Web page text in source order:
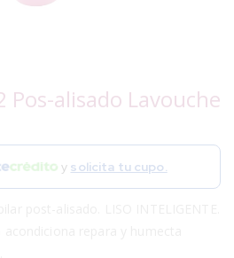
alisado Lavouche
y solicita tu cupo.